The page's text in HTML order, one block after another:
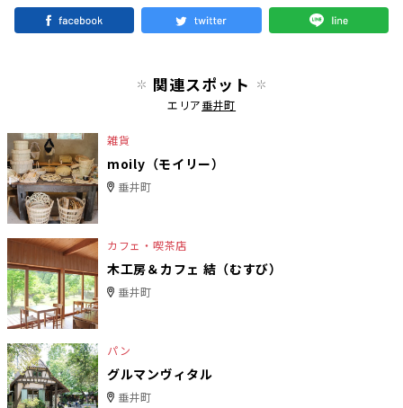
関連スポット
エリア垂井町
雑貨
moily（モイリー）
垂井町
カフェ・喫茶店
木工房＆カフェ 結（むすび）
垂井町
パン
グルマンヴィタル
垂井町